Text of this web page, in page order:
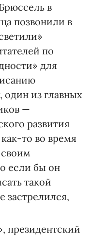
в
позвонили в
по
для
один из главных
—
развития
то во время
своим
если бы он
такой
застрелился,
президентский